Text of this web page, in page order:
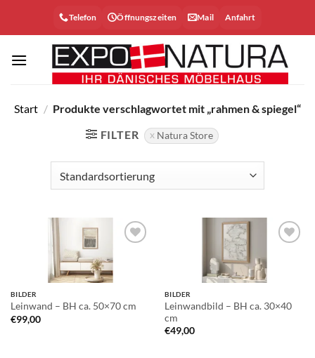
Telefon Öffnungszeiten Mail Anfahrt
Start / Produkte verschlagwortet mit „rahmen & spiegel“
FILTER
Natura Store
Wunschliste
BILDER
Leinwand – BH ca. 50×70 cm
€99,00
Wunschliste
BILDER
Leinwandbild – BH ca. 30×40
cm
€49,00